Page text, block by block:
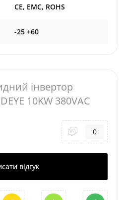
CE, EMC, ROHS
-25 +60
інвертор
10KW 380VAC
0
відгук